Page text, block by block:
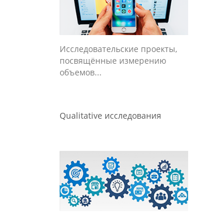
Исследовательские проекты,
посвящённые измерению
объемов...
Qualitative исследования